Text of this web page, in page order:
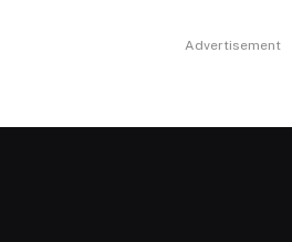
Advertisement